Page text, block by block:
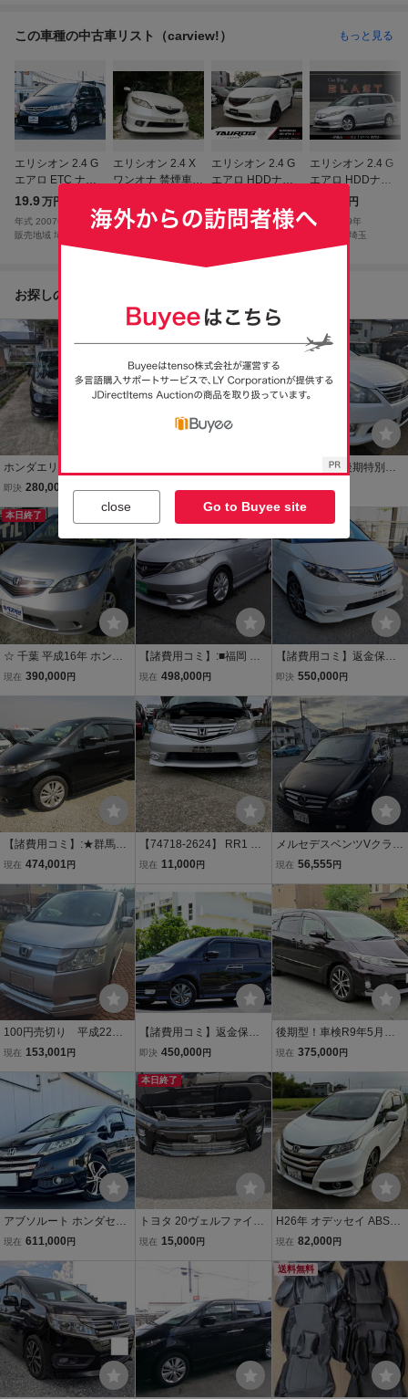
この車種の中古車リスト（carview!） もっと見る
エリシオン 2.4 G
エアロ ETC ナビ
CDドライブレコ
ーダーアリミホイ
ー
19.9万円
年式 2007年
販売地域 埼玉
エリシオン 2.4 X
ワンオナ 禁煙車
カメラ
年式2004年
エリシオン 2.4 G
エアロ HDDナビ
ザー買取/純正ナビ
ゲーション
年式 2006年
エリシオン 2.4 G
エアロ HDDナビ
スペシャルパッケ
電動スライドドア
万円
年式 2009年
埼玉
お探しの商品からのおすすめ
ホンダエリシオン2.4Gエ
アロ
即決 280,000 円
リシオン 2.4 プレステー
ジ S ナビ Bカメラ 両側電
現在 429,000円
☆最終出品☆後期特別仕
ッド☆2年車検付☆HVバ
ッテリー交換済☆TEIN車
高調☆345馬力☆20イン
チアルミ☆格安陸送
即決 428,000
本日終了
☆ 千葉 平成16年 ホンダ
エリシオン 2.4 G 地デジ
ーティング施工済
現在 390,000 円
【諸費用コミ】:■福岡 北
九州■ ホンダ エリシオン
ビ 地デジワンセグTV 両側
パワースライドドア
現在 498,000 円
【諸費用コミ】返金保証
付:神奈川発 平成22年 ホ
アロ HDDナビ スマートセ
レクション
即決 550,000 円
【諸費用コミ】:★群馬伊
勢崎★格安車多数★ 平成
アロ HDDナビ スペシャル
パッケー
現在 474,001円
【74718-2624】 RR1 エ
リシオン フロントバン
フォグライト ( タイプG
エアロ 2010年 NH700M
K20A ）
現在 11,000 円
メルセデスベンツVクラス
ロング平成19年式ブラッ
現在 56,555円
100円売切り 平成22
年 ステップワゴン
00キロ 車検令和10年1
月まで フローリングフ
ロア 両側パワスラ Ｅ
ＴＣ
現在 153,001円
【諸費用コミ】返金保証
付:総額表示です!最終後期
ージ S HDDナビ 車検付き
即日乗って帰れます
即決 450,000 円
後期型！車検R9年5月ま
で！H26年式！レザーシ
席モニター！乗って帰れ
ます！
現在 375,000 円
アブソルート ホンダセン
シング 本車検満タン渡
キ 車線逸脱警報 ハーフレ
ザー オットマン フリップ
ダウン 両側電動
現在 611,000 円
本日終了
トヨタ 20ヴェルファイア
フロントバンパー 後期 Z
現在 15,000 円
H26年 オデッセイ ABSOL
UTE・EX 2WD 上級グレ
月まで！TEIN車高調！
現在 82,000 円
送料無料
close Go to Buyee site